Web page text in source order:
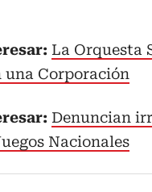
La Orquesta
una Corporación
Denuncian
Nacionales